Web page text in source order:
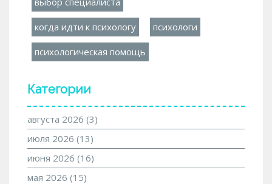
когда идти к психологу психологи
психологическая помощь
Категории
августа 2026 (3)
июля 2026 (13)
июня 2026 (16)
мая 2026 (15)